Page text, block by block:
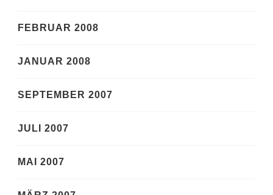
FEBRUAR 2008
JANUAR 2008
SEPTEMBER 2007
JULI 2007
MAI 2007